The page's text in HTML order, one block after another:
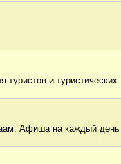
и туристических
Афиша на каждый день